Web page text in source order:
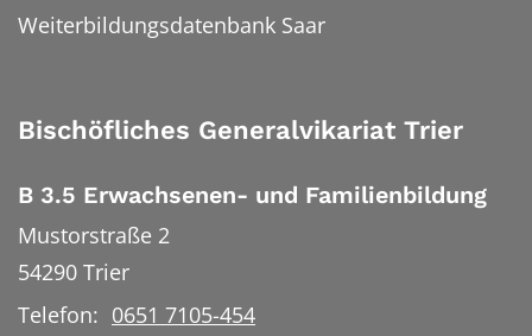
Weiterbildungsdatenbank Saar
Bischöfliches Generalvikariat Trier
B 3.5 Erwachsenen- und Familienbildung
Mustorstraße 2
54290 Trier
Telefon: 0651 7105-454